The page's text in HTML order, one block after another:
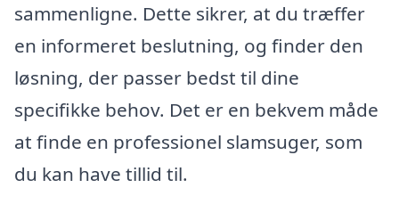
sammenligne. Dette sikrer, at du træffer
en informeret beslutning, og finder den
løsning, der passer bedst til dine
specifikke behov. Det er en bekvem måde
at finde en professionel slamsuger, som
du kan have tillid til.